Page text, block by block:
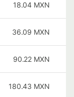
18.04 MXN
36.09 MXN
90.22 MXN
180.43 MXN